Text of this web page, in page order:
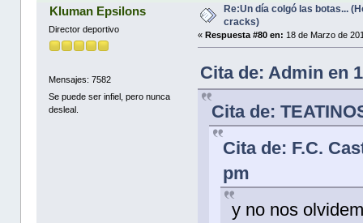
Kluman Epsilons
Director deportivo
Mensajes: 7582
Se puede ser infiel, pero nunca
desleal.
Re:Un día colgó las botas...
cracks)
«Respuesta #80 en: 18 de Marzo de
Cita de: Admin en
Cita de:
Cita de: F.C.
pm
y no nos